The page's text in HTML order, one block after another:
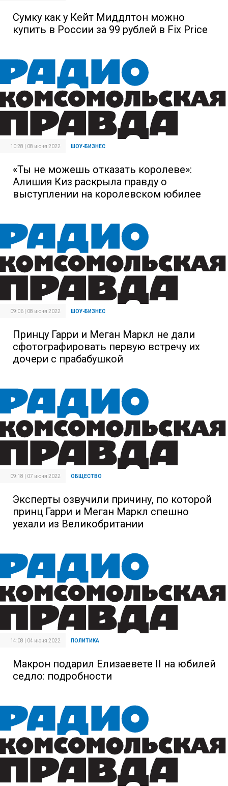
Сумку как у Кейт Миддлтон можно
купить в России за 99 рублей в Fix Price
10:28 | 08 июня 2022 ШОУ-БИЗНЕС
«Ты не можешь отказать королеве»:
Алишия Киз раскрыла правду о
выступлении на королевском юбилее
09:06 | 08 июня 2022 ШОУ-БИЗНЕС
Принцу Гарри и Меган Маркл не дали
сфотографировать первую встречу их
дочери с прабабушкой
09:18 | 07 июня 2022 ОБЩЕСТВО
Эксперты озвучили причину, по которой
принц Гарри и Меган Маркл спешно
уехали из Великобритании
14:08 | 04 июня 2022 ПОЛИТИКА
Макрон подарил Елизаевете II на юбилей
седло: подробности